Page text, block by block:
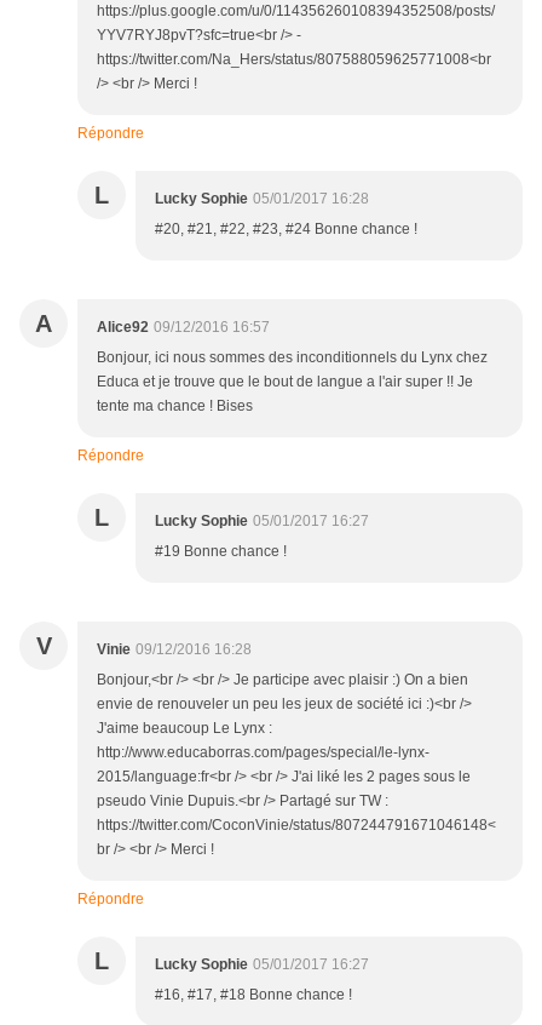
https://plus.google.com/u/0/114356260108394352508/posts/
YYV7RYJ8pvT?sfc=true<br /> -
https://twitter.com/Na_Hers/status/807588059625771008<br
/> <br /> Merci !
Répondre
L Lucky Sophie 05/01/2017 16:28
#20, #21, #22, #23, #24 Bonne chance !
A Alice92 09/12/2016 16:57
Bonjour, ici nous sommes des inconditionnels du Lynx chez
Educa et je trouve que le bout de langue a l'air super !! Je
tente ma chance ! Bises
Répondre
L Lucky Sophie 05/01/2017 16:27
#19 Bonne chance !
V Vinie 09/12/2016 16:28
Bonjour,<br /> <br /> Je participe avec plaisir :) On a bien
envie de renouveler un peu les jeux de société ici :)<br />
J'aime beaucoup Le Lynx :
http://www.educaborras.com/pages/special/le-lynx-
2015/language:fr<br /> <br /> J'ai liké les 2 pages sous le
pseudo Vinie Dupuis.<br /> Partagé sur TW :
https://twitter.com/CoconVinie/status/807244791671046148<
br /> <br /> Merci !
Répondre
L Lucky Sophie 05/01/2017 16:27
#16, #17, #18 Bonne chance !